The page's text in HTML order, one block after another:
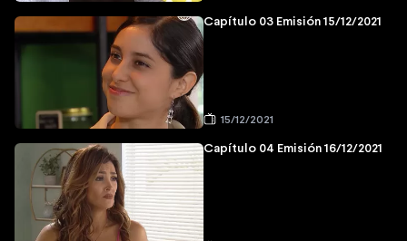
Capítulo 03 Emisión 15/12/2021
15/12/2021
Capítulo 04 Emisión 16/12/2021